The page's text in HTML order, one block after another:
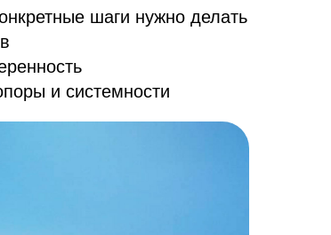
шаги нужно делать
и системности